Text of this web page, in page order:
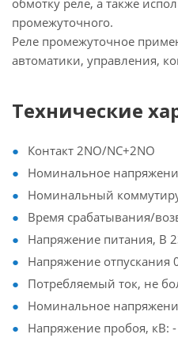
обмотку реле, а также
промежуточного.
Реле промежуточное
автоматики, управления,
Технические
Контакт 2NO/NC+2NO
Номинальное
Номинальный
Время срабатывания/
Напряжение питания, В
Напряжение отпускания
Потребляемый ток, не
Номинальное
Напряжение пробоя, кВ: